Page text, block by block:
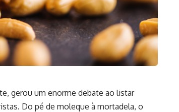
gerou um enorme debate ao listar
Do pé de moleque à mortadela, o